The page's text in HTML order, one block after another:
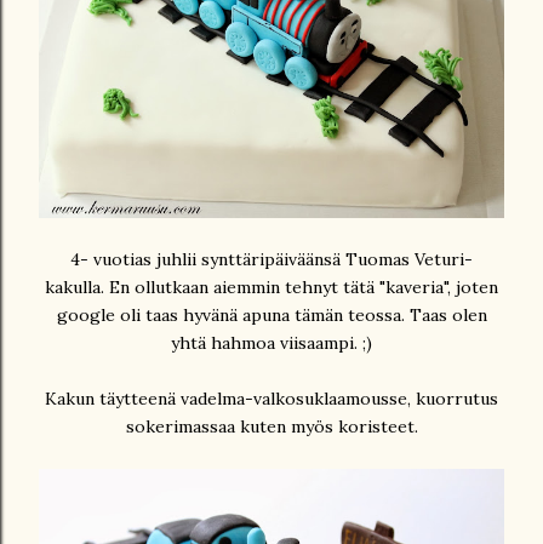
4- vuotias juhlii synttäripäiväänsä Tuomas Veturi-
kakulla. En ollutkaan aiemmin tehnyt tätä "kaveria", joten
google oli taas hyvänä apuna tämän teossa. Taas olen
yhtä hahmoa viisaampi. ;)
Kakun täytteenä vadelma-valkosuklaamousse, kuorrutus
sokerimassaa kuten myös koristeet.